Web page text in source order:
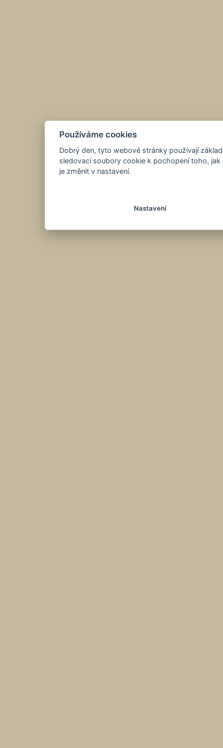
Používáme cookies
Dobrý den, tyto webové stránky používají
sledovací soubory cookie k pochopení toho,
je změnit v nastavení.
Nastavení